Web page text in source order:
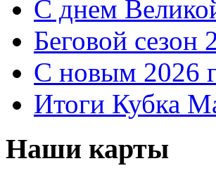
С днем
Беговой сезон
С новым 2026
Итоги Кубка
Наши карты